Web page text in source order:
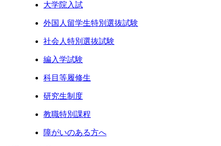
大学院入試
外国人留学生特別選抜試験
社会人特別選抜試験
編入学試験
科目等履修生
研究生制度
教職特別課程
障がいのある方へ